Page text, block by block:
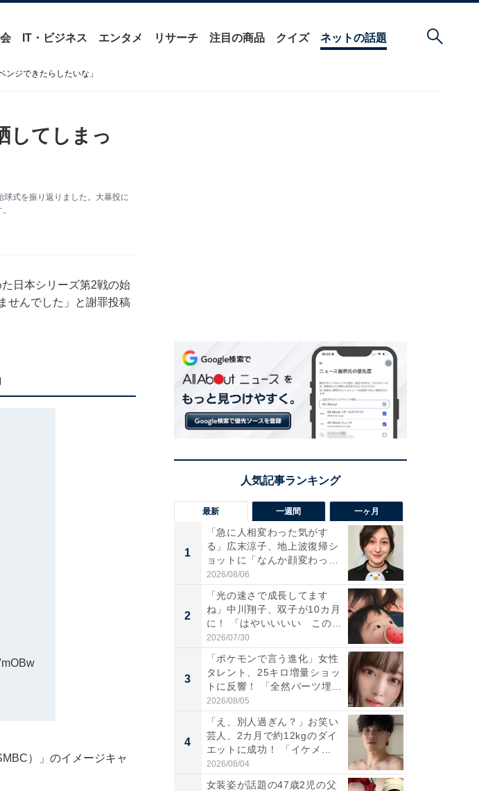
IT・ビジネス エンタメ リサーチ 注目の商品 クイズ ネットの話題
ジできたらしたいな」
してしまっ
式を振り返りました。大暴投に
日本シリーズ第2戦の始
せんでした」と謝罪投稿
）」のイメージキャ
最新 一週間 一ヶ月
1
「急に人相変わった気がす
る」広末涼子、地上波復帰シ
ョットに「なんか顔変わっ
た」の...
2026/08/06
2
「光の速さで成長してます
ね」中川翔子、双子が10カ月
に！ 「はやいいいい この
前...
2026/07/30
3
「ポケモンで言う進化」女性
タレント、25キロ増量ショッ
トに反響！ 「全然パーツ埋...
2026/08/05
4
「え、別人過ぎん？」お笑い
芸人、2カ月で約12kgのダイ
エットに成功！ 「イケメ...
2026/08/04
女装姿が話題の47歳2児の父